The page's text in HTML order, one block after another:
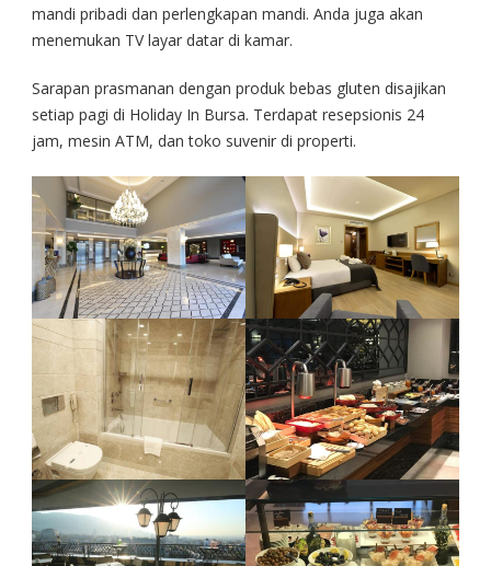
mandi pribadi dan perlengkapan mandi. Anda juga akan
menemukan TV layar datar di kamar.
Sarapan prasmanan dengan produk bebas gluten disajikan
setiap pagi di Holiday In Bursa. Terdapat resepsionis 24
jam, mesin ATM, dan toko suvenir di properti.